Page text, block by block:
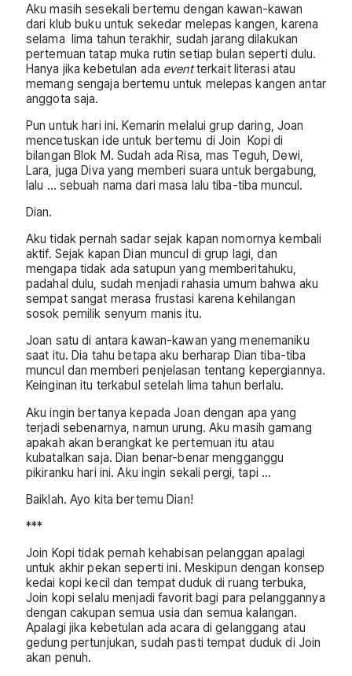
Aku masih sesekali bertemu dengan kawan-kawan
dari klub buku untuk sekedar melepas kangen, karena
selama lima tahun terakhir, sudah jarang dilakukan
pertemuan tatap muka rutin setiap bulan seperti dulu.
Hanya jika kebetulan ada eventterkait literasi atau
memang sengaja bertemu untuk melepas kangen antar
anggota saja.
Pun untuk hari ini. Kemarin melalui grup daring, Joan
mencetuskan ide untuk bertemu di Join Kopi di
bilangan Blok M. Sudah ada Risa, mas Teguh, Dewi,
Lara, juga Diva yang memberi suara untuk bergabung,
lalu … sebuah nama dari masa lalu tiba-tiba muncul.
Dian.
Aku tidak pernah sadar sejak kapan nomornya kembali
aktif. Sejak kapan Dian muncul di grup lagi, dan
mengapa tidak ada satupun yang memberitahuku,
padahal dulu, sudah menjadi rahasia umum bahwa aku
sempat sangat merasa frustasi karena kehilangan
sosok pemilik senyum manis itu.
Joan satu di antara kawan-kawan yang menemaniku
saat itu. Dia tahu betapa aku berharap Dian tiba-tiba
muncul dan memberi penjelasan tentang kepergiannya.
Keinginan itu terkabul setelah lima tahun berlalu.
Aku ingin bertanya kepada Joan dengan apa yang
terjadi sebenarnya, namun urung. Aku masih gamang
apakah akan berangkat ke pertemuan itu atau
kubatalkan saja. Dian benar-benar mengganggu
pikiranku hari ini. Aku ingin sekali pergi, tapi …
Baiklah. Ayo kita bertemu Dian!
***
Join Kopi tidak pernah kehabisan pelanggan apalagi
untuk akhir pekan seperti ini. Meskipun dengan konsep
kedai kopi kecil dan tempat duduk di ruang terbuka,
Join kopi selalu menjadi favorit bagi para pelanggannya
dengan cakupan semua usia dan semua kalangan.
Apalagi jika kebetulan ada acara di gelanggang atau
gedung pertunjukan, sudah pasti tempat duduk di Join
akan penuh.